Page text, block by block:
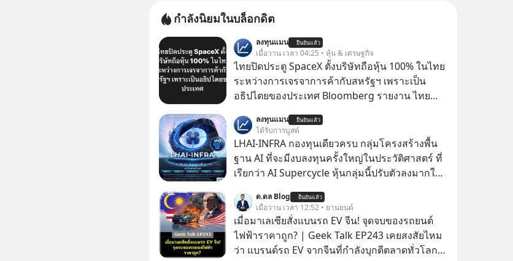
กำลังนิยมในบล็อกดิต
ลงทุนแมน ยืนยันแล้ว
เมื่อวาน เวลา 04:25 • หุ้น & เศรษฐกิจ
ไทยปิดประตู SpaceX ตั้งบริษัทถือหุ้น 100% ในไทย
ระหว่างการเจรจาการค้ากับสหรัฐฯ เพราะเป็น
อธิปไตยของประเทศ Bloomberg รายงาน ไทย
สหรัฐฯ ตั้งบริษัทโทรคมนาคมดาวเทียมที่ถือหุ้น
100% โดยชาวต่างชาติ ในระหว่างการเจรจาการ
ค้ากับรัฐบาลสหรัฐ โดยให้เหตุผลว่าเป็นประเด็น
ด้านอธิปไตยของประเทศ
ลงทุนแมน ยืนยันแล้ว
ได้รับการบูสต์
LHAI-INFRA กองทุนเดียวครบ กลุ่มโครงสร้างพื้น
ฐาน AI ที่จะมีงบลงทุนครั้งใหญ่ในประวัติศาสตร์ ที่
เรียกว่า AI Supercycle หุ้นกลุ่มนี้ปรับตัวลงมากใน
ลงทุน AI อย่างต่อเนื่อง ซึ่งต้องการโครงสร้างพื้น
ฐานด้าน AI จำนวนมาก ตั้งแต่เมโมรีชิป เก็บข้อมูล
ยันระบบไฟฟ้า และระบายความร้อน
ด.ดล Blog ยืนยันแล้ว
เมื่อวาน เวลา 12:52 • ยานยนต์
เมื่อมาเลเซียสั่งแบนรถ EV จีน! จุดจบของรถยนต์
ไฟฟ้าราคาถูก? | Geek Talk EP243 เคยสงสัยไหม
ว่า แบรนด์รถ EV จากจีนที่กำลังบุกตีตลาดทั่วโลก